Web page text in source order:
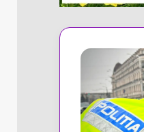
Flori
de
amenzi:
Polițiștii